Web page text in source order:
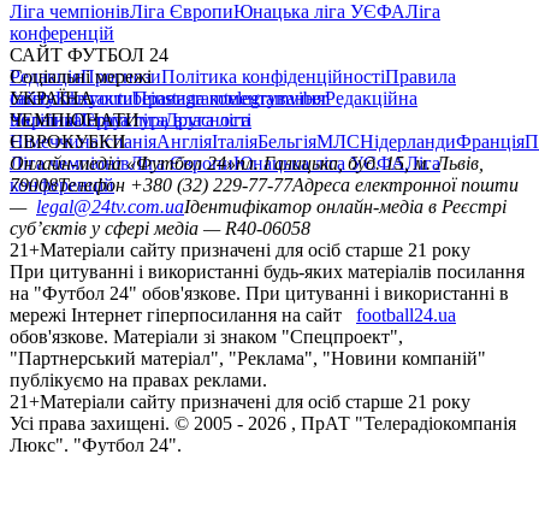
Ліга чемпіонівЛіга ЄвропиЮнацька ліга УЄФАЛіга
конференцій
САЙТ ФУТБОЛ 24
РедакціяПрогнозиПолітика конфіденційностіПравила
сайтуКонтактиПравила коментуванняРедакційна
політикаСтруктура власності
Соціальні мережі
facebookxyoutubeinstagramtelegramviber
УКРАЇНА
УкраїнаПерша лігаДруга ліга
ЧЕМПІОНАТИ
НімеччинаІспаніяАнгліяІталіяБельгіяМЛСНідерландиФранція
ЄВРОКУБКИ
Ліга чемпіонівЛіга ЄвропиЮнацька ліга УЄФАЛіга
конференцій
Онлайн-медіа «Футбол 24»пл. Галицька, буд. 15, м. Львів,
79008Телефон +380 (32) 229-77-77Адреса електронної пошти
— legal@24tv.com.uaІдентифікатор онлайн-медіа в Реєстрі
суб’єктів у сфері медіа — R40-06058
21+Матеріали сайту призначені для осіб старше 21 року
При цитуванні і використанні будь-яких матеріалів посилання
на "Футбол 24" обов'язкове. При цитуванні і використанні в
мережі Інтернет гіперпосилання на сайт
football24.ua
обов'язкове. Матеріали зі знаком "Спецпроект",
"Партнерський матеріал", "Реклама", "Новини компаній"
публікуємо на правах реклами.
21+Матеріали сайту призначені для осіб старше 21 року
Усi права захищенi. © 2005 - 2026 , ПрАТ "Телерадіокомпанія
Люкс". "Футбол 24".